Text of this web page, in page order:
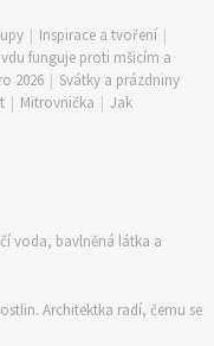
| Inspirace a tvoření |
funguje proti mšicím a
2026 | Svátky a prázdniny
| Mitrovnička | Jak
voda, bavlněná látka a
Architektka radí, čemu se